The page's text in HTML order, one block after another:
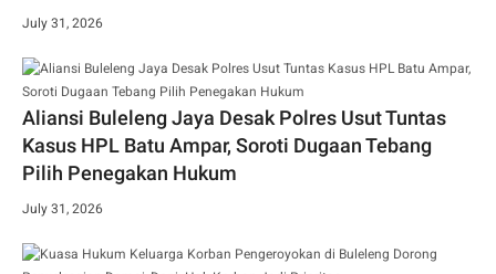
July 31, 2026
Aliansi Buleleng Jaya Desak Polres Usut Tuntas
Kasus HPL Batu Ampar, Soroti Dugaan Tebang
Pilih Penegakan Hukum
July 31, 2026